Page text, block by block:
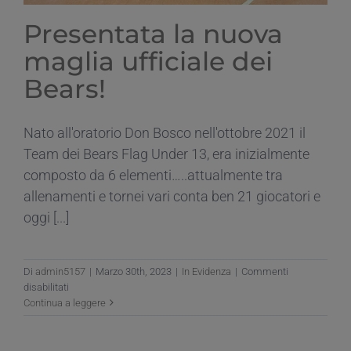
Presentata la nuova
maglia ufficiale dei
Bears!
Nato all'oratorio Don Bosco nell'ottobre 2021 il
Team dei Bears Flag Under 13, era inizialmente
composto da 6 elementi…..attualmente tra
allenamenti e tornei vari conta ben 21 giocatori e
oggi [...]
Di admin5157 | Marzo 30th, 2023 | In Evidenza | Commenti
disabilitati
Presentata
Continua a leggere